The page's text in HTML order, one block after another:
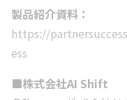
製品紹介資料：
https://
ess
■株式会社AI Shift